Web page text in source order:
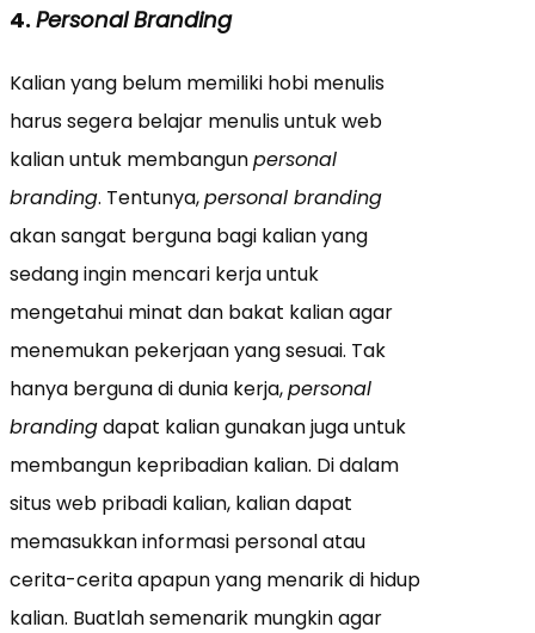
4. Personal Branding
Kalian yang belum memiliki hobi menulis
harus segera belajar menulis untuk web
kalian untuk membangunpersonal
branding. Tentunya,personal branding
akan sangat berguna bagi kalian yang
sedang ingin mencari kerja untuk
mengetahui minat dan bakat kalian agar
menemukan pekerjaan yang sesuai. Tak
hanya berguna di dunia kerja,personal
brandingdapat kalian gunakan juga untuk
membangun kepribadian kalian. Di dalam
situs web pribadi kalian, kalian dapat
memasukkan informasi personal atau
cerita-cerita apapun yang menarik di hidup
kalian. Buatlah semenarik mungkin agar